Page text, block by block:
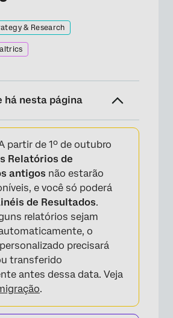
& Research
há nesta página
de resultados-relatórios
Filtro
filtros
de Condição
partir de 1º de outubro
Relatórios de
antigos não estarão
e você só poderá
de Resultados.
relatórios sejam
o
precisará
transferido
antes dessa data. Veja
.